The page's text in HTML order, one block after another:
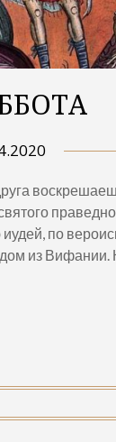
по
из Вифании.